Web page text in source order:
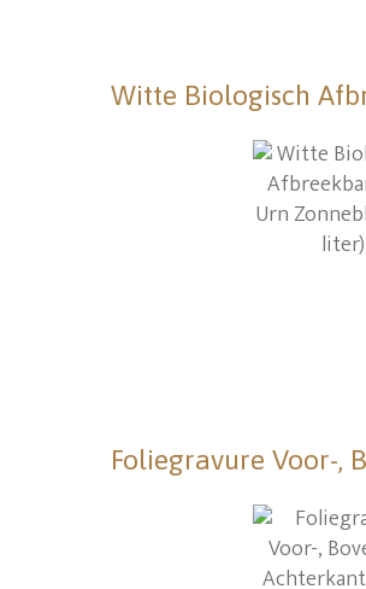
Witte Biologisch
Foliegravure Voor-,